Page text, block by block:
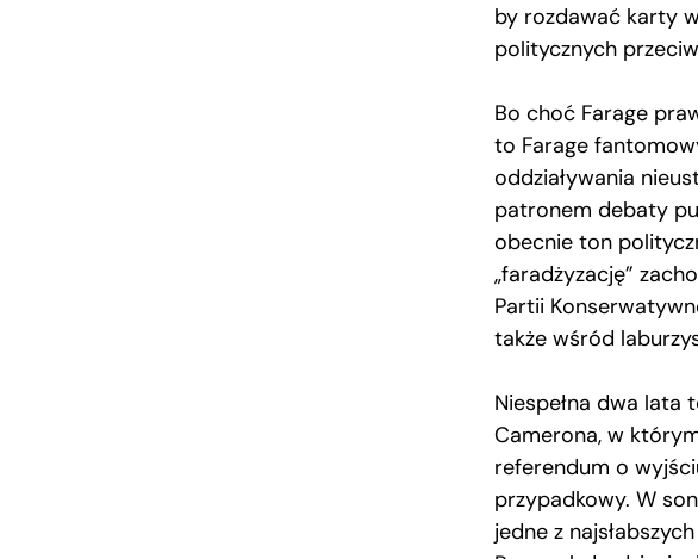
by rozdawać karty
politycznych
Bo choć Farage
to Farage
oddziaływania
patronem debaty
obecnie ton
„faradżyzację”
Partii
także wśród
Niespełna dwa lata
Camerona, w
referendum o
przypadkowy. W
jedne z